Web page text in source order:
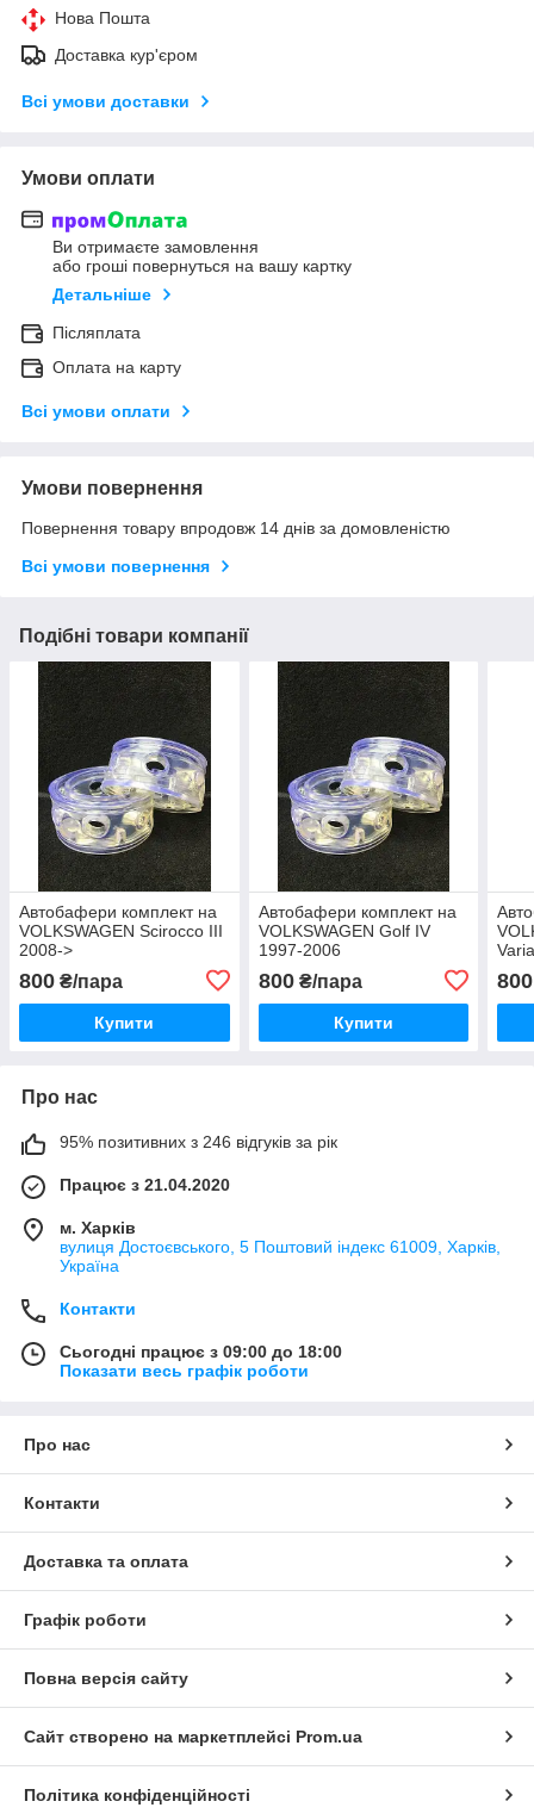
Нова Пошта
Доставка кур'єром
Всі умови доставки
Умови оплати
Ви отримаєте замовлення
або гроші повернуться на вашу картку
Детальніше
Післяплата
Оплата на карту
Всі умови оплати
Умови повернення
Повернення товару впродовж 14 днів за домовленістю
Всі умови повернення
Подібні товари компанії
Автобафери комплект на
VOLKSWAGEN Scirocco III
2008->
800 ₴/пара
Купити
Автобафери комплект на
VOLKSWAGEN Golf IV
1997-2006
800₴/пара
Купити
800
Про нас
95% позитивних з 246 відгуків за рік
Працює з 21.04.2020
м. Харків
вулиця Достоєвського, 5 Поштовий індекс 61009, Харків,
Україна
Контакти
Сьогодні працює з 09:00 до 18:00
Показати весь графік роботи
Про нас
Контакти
Доставка та оплата
Графік роботи
Повна версія сайту
Сайт створено на маркетплейсі Prom.ua
Політика конфіденційності